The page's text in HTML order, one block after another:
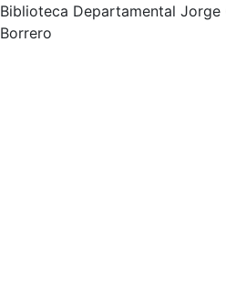
Biblioteca Departamental Jorge
Borrero